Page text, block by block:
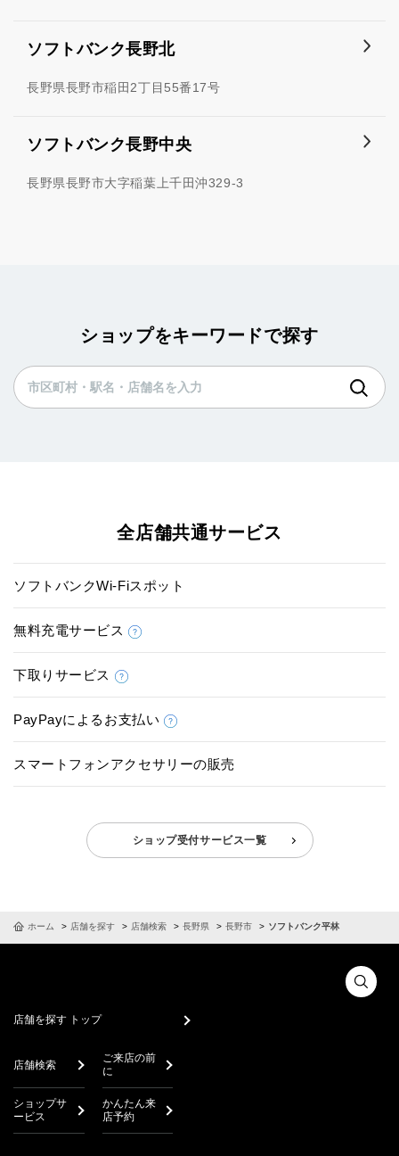
ソフトバンク長野北
長野県長野市稲田2丁目55番17号
ソフトバンク長野中央
長野県長野市大字稲葉上千田沖329-3
ショップをキーワードで探す
全店舗共通サービス
ソフトバンクWi-Fiスポット
無料充電サービス
下取りサービス
PayPayによるお支払い
スマートフォンアクセサリーの販売
ショップ受付サービス一覧
ホーム 店舗を探す 店舗検索 長野県 長野市 ソフトバンク平林
店舗を探す トップ
店舗検索
ご来店の前
に
ショップサ
ービス
かんたん来
店予約